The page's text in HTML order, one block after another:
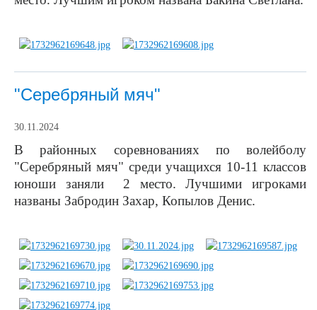
"Серебряный мяч"
30.11.2024
В районных соревнованиях по волейболу
"Серебряный мяч" среди учащихся 10-11 классов
юноши заняли 2 место. Лучшими игроками
названы Забродин Захар, Копылов Денис.